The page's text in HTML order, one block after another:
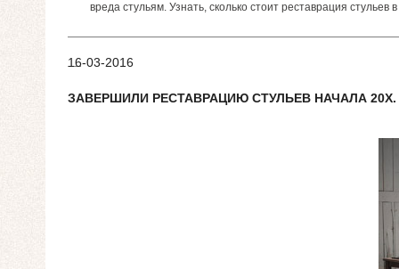
вреда стульям. Узнать, сколько стоит реставрация
16-03-2016
ЗАВЕРШИЛИ РЕСТАВРАЦИЮ СТУЛЬЕВ НАЧАЛА